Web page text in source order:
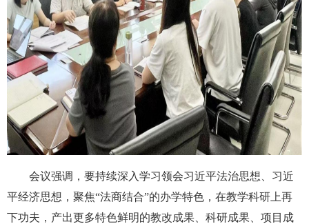
会议强调，要持续深入学习领会习近平法治思想、习近
平经济思想，聚焦“法商结合”的办学特色，在教学科研上再
下功夫，产出更多特色鲜明的教改成果、科研成果、项目成